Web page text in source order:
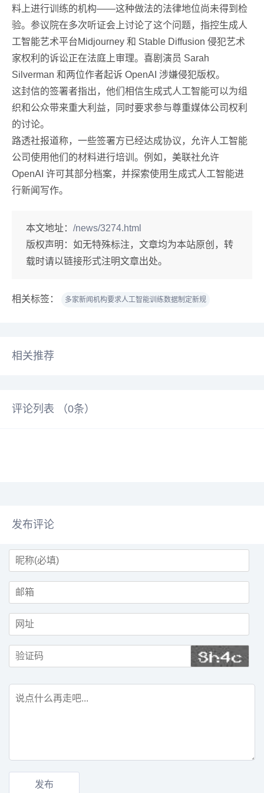
料上进行训练的机构——这种做法的法律地位尚未得到检
验。参议院在多次听证会上讨论了这个问题，指控生成人
工智能艺术平台Midjourney 和 Stable Diffusion 侵犯艺术
家权利的诉讼正在法庭上审理。喜剧演员 Sarah
Silverman 和两位作者起诉 OpenAI 涉嫌侵犯版权。
这封信的签署者指出，他们相信生成式人工智能可以为组
织和公众带来重大利益，同时要求参与尊重媒体公司权利
的讨论。
路透社报道称，一些签署方已经达成协议，允许人工智能
公司使用他们的材料进行培训。例如，美联社允许
OpenAI 许可其部分档案，并探索使用生成式人工智能进
行新闻写作。
本文地址： /news/3274.html
版权声明： 如无特殊标注，文章均为本站原创，转
载时请以链接形式注明文章出处。
相关标签： 多家新闻机构要求人工智能训练数据制定新规
相关推荐
评论列表 （0条）
发布评论